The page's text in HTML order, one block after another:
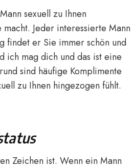
sexuell zu Ihnen
Jeder interessierte Mann
findet er Sie immer schön und
ich mag dich und das ist eine
sind häufige Komplimente
zu Ihnen hingezogen fühlt.
Zeichen ist. Wenn ein Mann